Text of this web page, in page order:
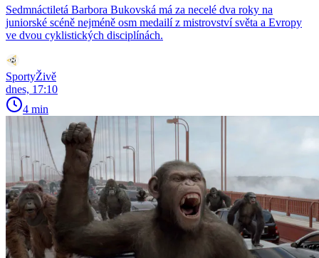
Sedmnáctiletá Barbora Bukovská má za necelé dva roky na
juniorské scéně nejméně osm medailí z mistrovství světa a Evropy
ve dvou cyklistických disciplínách.
SportyŽivě
dnes, 17:10
4 min